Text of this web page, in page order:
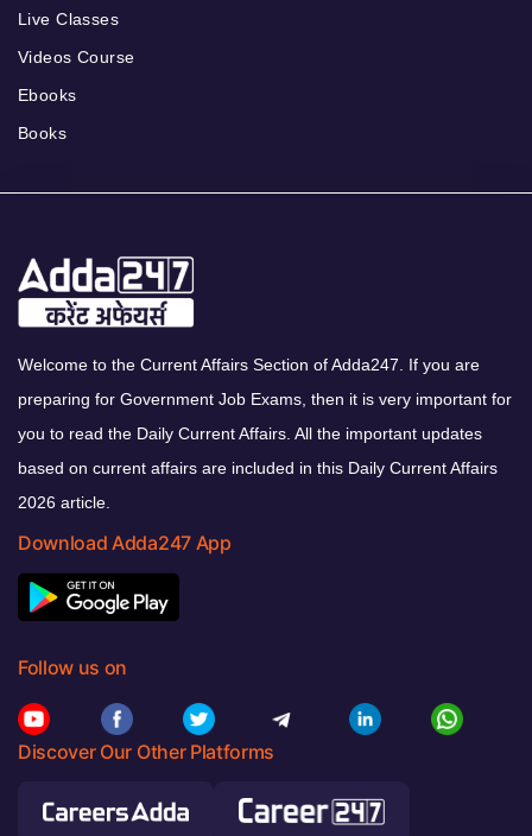
Live Classes
Videos Course
Ebooks
Books
Welcome to the Current Affairs Section of Adda247. If you are
preparing for Government Job Exams, then it is very important for
you to read the Daily Current Affairs. All the important updates
based on current affairs are included in this Daily Current Affairs
2026 article.
Download Adda247 App
Follow us on
Discover Our Other Platforms